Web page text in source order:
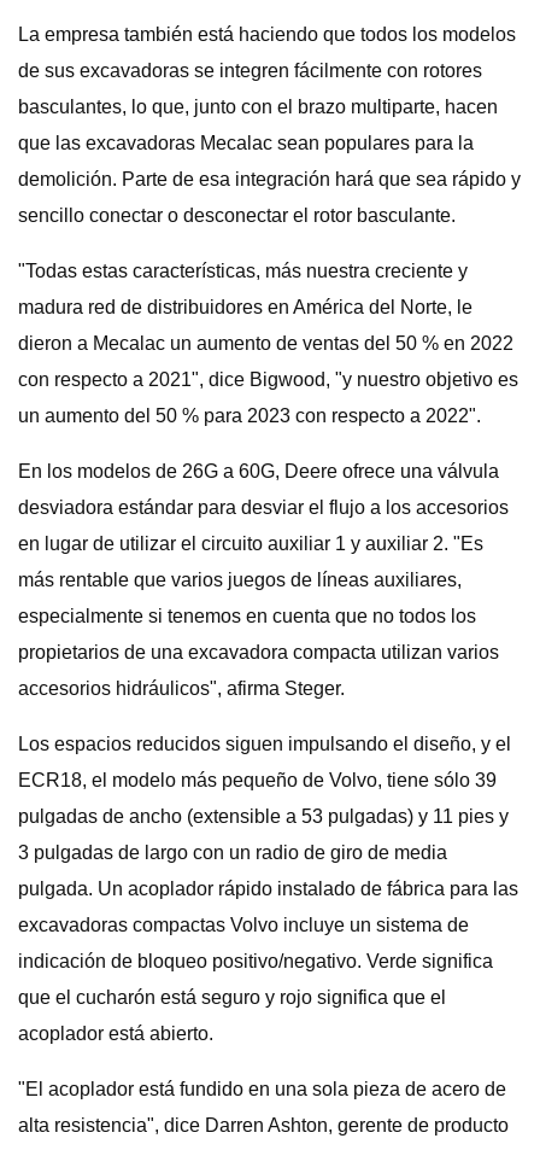
La empresa también está haciendo que todos los modelos
de sus excavadoras se integren fácilmente con rotores
basculantes, lo que, junto con el brazo multiparte, hacen
que las excavadoras Mecalac sean populares para la
demolición. Parte de esa integración hará que sea rápido y
sencillo conectar o desconectar el rotor basculante.
"Todas estas características, más nuestra creciente y
madura red de distribuidores en América del Norte, le
dieron a Mecalac un aumento de ventas del 50 % en 2022
con respecto a 2021", dice Bigwood, "y nuestro objetivo es
un aumento del 50 % para 2023 con respecto a 2022".
En los modelos de 26G a 60G, Deere ofrece una válvula
desviadora estándar para desviar el flujo a los accesorios
en lugar de utilizar el circuito auxiliar 1 y auxiliar 2. "Es
más rentable que varios juegos de líneas auxiliares,
especialmente si tenemos en cuenta que no todos los
propietarios de una excavadora compacta utilizan varios
accesorios hidráulicos", afirma Steger.
Los espacios reducidos siguen impulsando el diseño, y el
ECR18, el modelo más pequeño de Volvo, tiene sólo 39
pulgadas de ancho (extensible a 53 pulgadas) y 11 pies y
3 pulgadas de largo con un radio de giro de media
pulgada. Un acoplador rápido instalado de fábrica para las
excavadoras compactas Volvo incluye un sistema de
indicación de bloqueo positivo/negativo. Verde significa
que el cucharón está seguro y rojo significa que el
acoplador está abierto.
"El acoplador está fundido en una sola pieza de acero de
alta resistencia", dice Darren Ashton, gerente de producto